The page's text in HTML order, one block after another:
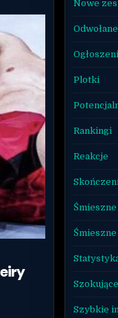
Nowe
Plotki
Rankingi
Reakcje
Śmieszne
Szybkie